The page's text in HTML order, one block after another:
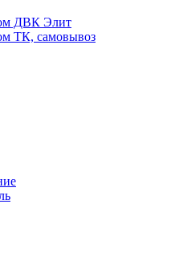
ДВК Элит
ТК, самовывоз